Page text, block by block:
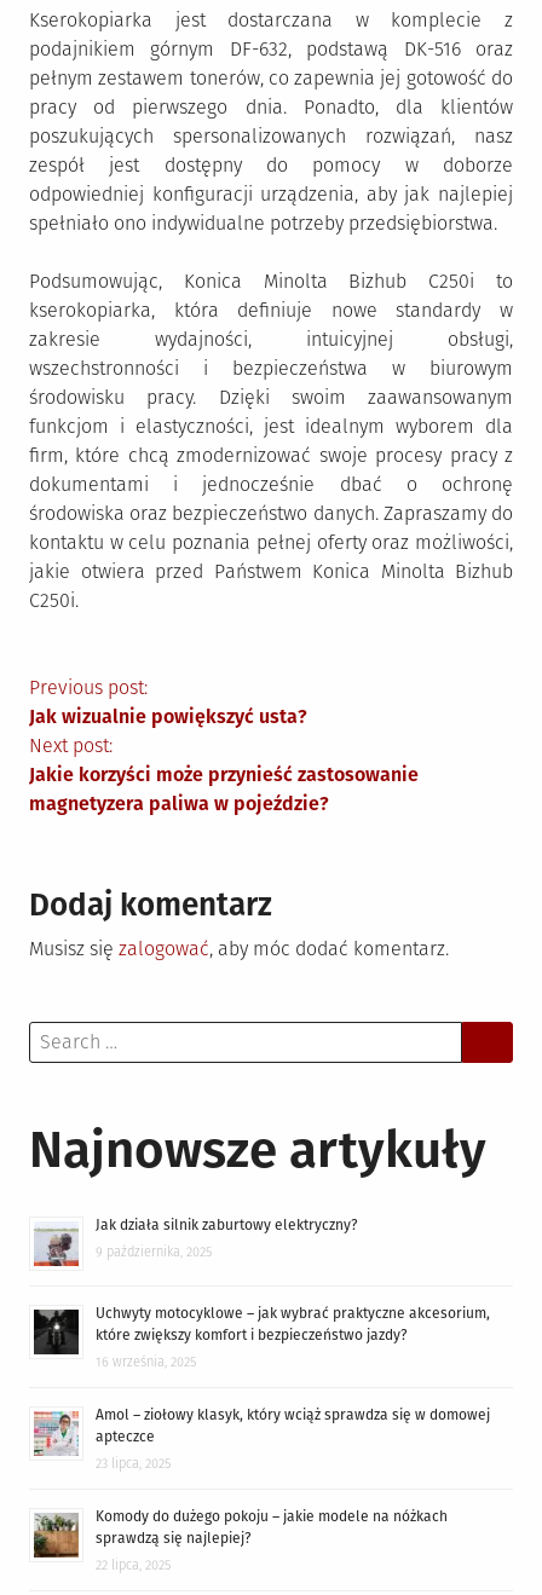
Kserokopiarka jest dostarczana w komplecie z
podajnikiem górnym DF-632, podstawą DK-516 oraz
pełnym zestawem tonerów, co zapewnia jej gotowość do
pracy od pierwszego dnia. Ponadto, dla klientów
poszukujących spersonalizowanych rozwiązań, nasz
zespół jest dostępny do pomocy w doborze
odpowiedniej konfiguracji urządzenia, aby jak najlepiej
spełniało ono indywidualne potrzeby przedsiębiorstwa.
Podsumowując, Konica Minolta Bizhub C250i to
kserokopiarka, która definiuje nowe standardy w
zakresie wydajności, intuicyjnej obsługi,
wszechstronności i bezpieczeństwa w biurowym
środowisku pracy. Dzięki swoim zaawansowanym
funkcjom i elastyczności, jest idealnym wyborem dla
firm, które chcą zmodernizować swoje procesy pracy z
dokumentami i jednocześnie dbać o ochronę
środowiska oraz bezpieczeństwo danych. Zapraszamy do
kontaktu w celu poznania pełnej oferty oraz możliwości,
jakie otwiera przed Państwem Konica Minolta Bizhub
C250i.
Nawigacja
wpisu
Previous post:
Jak wizualnie powiększyć usta?
Next post:
Jakie korzyści może przynieść zastosowanie
magnetyzera paliwa w pojeździe?
Dodaj komentarz
Musisz się zalogować, aby móc dodać komentarz.
Search
for:
Najnowsze artykuły
Jak działa silnik zaburtowy elektryczny?
9 października, 2025
Uchwyty motocyklowe – jak wybrać praktyczne akcesorium,
które zwiększy komfort i bezpieczeństwo jazdy?
16 września, 2025
Amol – ziołowy klasyk, który wciąż sprawdza się w domowej
apteczce
23 lipca, 2025
Komody do dużego pokoju – jakie modele na nóżkach
sprawdzą się najlepiej?
22 lipca, 2025